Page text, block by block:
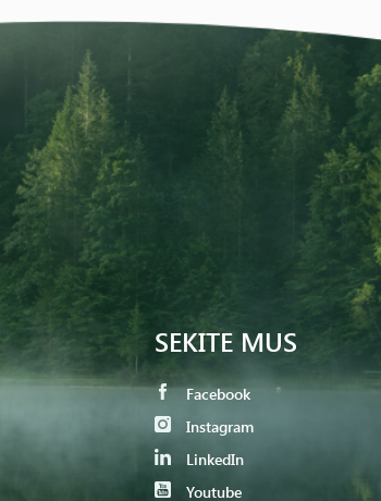
SEKITE MUS
Facebook
Instagram
LinkedIn
Youtube